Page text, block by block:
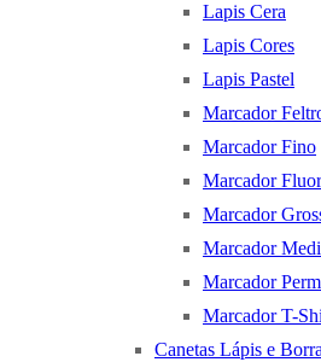
Lapis Cera
Lapis Cores
Lapis Pastel
Marcador
Marcador Fino
Marcador
Marcador
Marcador
Marcador
Marcador T-
Canetas Lápis e